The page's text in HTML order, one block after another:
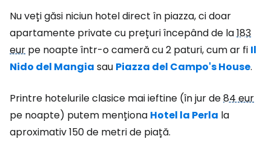
Nu veți găsi niciun hotel direct în piazza, ci doar
apartamente private cu prețuri începând de la183
eur pe noapte într-o cameră cu 2 paturi, cum ar fi Il
Nido del Mangia sau Piazza del Campo's House.
Printre hotelurile clasice mai ieftine (în jur de84 eur
pe noapte) putem menționa Hotel la Perla la
aproximativ 150 de metri de piață.